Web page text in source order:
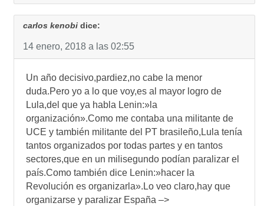
carlos kenobi dice:
14 enero, 2018 a las 02:55
Un año decisivo,pardiez,no cabe la menor
duda.Pero yo a lo que voy,es al mayor logro de
Lula,del que ya habla Lenin:»la
organización».Como me contaba una militante de
UCE y también militante del PT brasileño,Lula tenía
tantos organizados por todas partes y en tantos
sectores,que en un milisegundo podían paralizar el
país.Como también dice Lenin:»hacer la
Revolución es organizarla».Lo veo claro,hay que
organizarse y paralizar España –>